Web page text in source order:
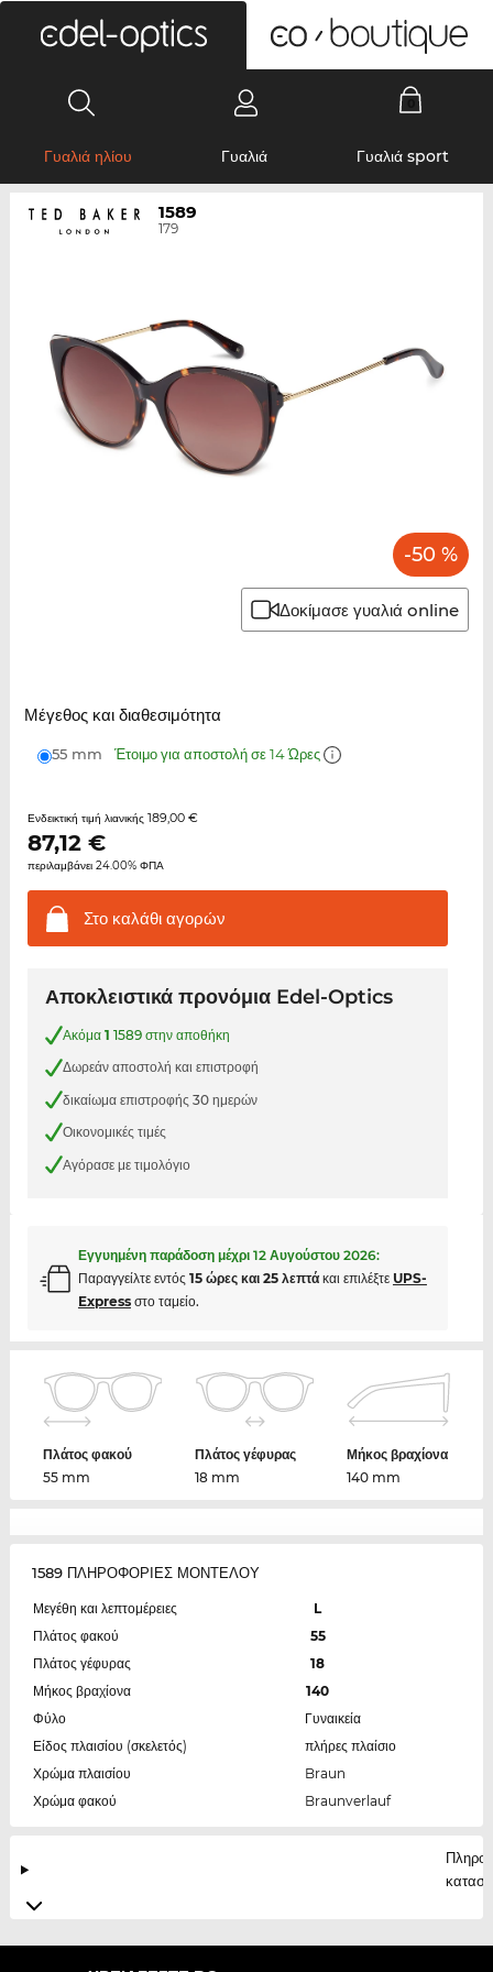
Γυαλιά ηλίου Γυαλιά Γυαλιά sport
1589
179
-50 %
Δοκίμασε γυαλιά online
Μέγεθος και διαθεσιμότητα
55 mm Έτοιμο για αποστολή σε 14 Ώρες
Ενδεικτική τιμή λιανικής 189,00 €
87,12€
περιλαμβάνει 24.00% ΦΠΑ
Στο καλάθιαγορών
Αποκλειστικά προνόμια Edel-Optics
Ακόμα 1 1589 στην αποθήκη
Δωρεάν αποστολή και επιστροφή
δικαίωμα επιστροφής 30 ημερών
Οικονομικές τιμές
Αγόρασε με τιμολόγιο
Εγγυημένη παράδοση μέχρι 12 Αυγούστου 2026:
Παραγγείλτε εντός 15 ώρες και 25 λεπτάκαι επιλέξτε UPS-
Expressστο ταμείο.
Πλάτος φακού
55 mm
Πλάτος γέφυρας
18 mm
Μήκος βραχίονα
140 mm
1589 ΠΛΗΡΟΦΟΡΙΕΣ ΜΟΝΤΕΛΟΥ
Μεγέθη και λεπτομέρειες
L
Πλάτος φακού
55
Πλάτος γέφυρας
18
Μήκος βραχίονα
140
Φύλο
Γυναικεία
Είδος πλαισίου (σκελετός)
πλήρες πλαίσιο
Χρώμα πλαισίου
Braun
Χρώμα φακού
Braunverlauf